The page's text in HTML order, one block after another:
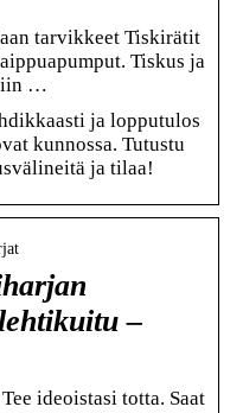
tarvikkeet Tiskirätit
Tiskus ja
…
ja lopputulos
kunnossa. Tutustu
ja tilaa!
–
ideoistasi totta. Saat